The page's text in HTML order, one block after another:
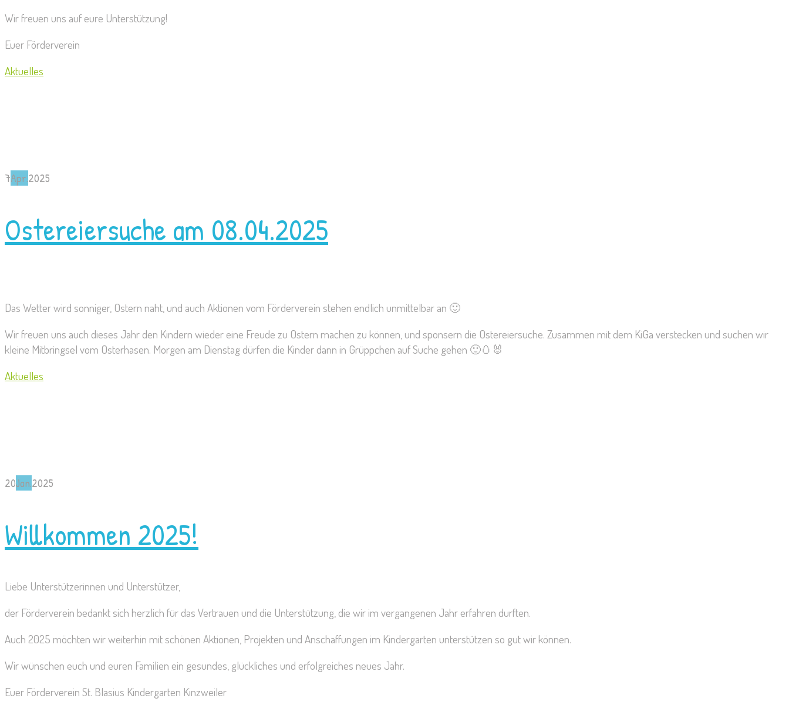
Wir freuen uns auf eure Unterstützung!
Euer Förderverein
Aktuelles
7Apr.2025
Ostereiersuche am 08.04.2025
Das Wetter wird sonniger, Ostern naht, und auch Aktionen vom Förderverein stehen endlich unmittelbar an 🙂
Wir freuen uns auch dieses Jahr den Kindern wieder eine Freude zu Ostern machen zu können, und sponsern die Ostereiersuche. Zusammen mit dem KiGa verstecken und suchen wir
kleine Mitbringsel vom Osterhasen. Morgen am Dienstag dürfen die Kinder dann in Grüppchen auf Suche gehen 🙂🥚🐰
Aktuelles
20Jan.2025
Willkommen 2025!
Liebe Unterstützerinnen und Unterstützer,
der Förderverein bedankt sich herzlich für das Vertrauen und die Unterstützung, die wir im vergangenen Jahr erfahren durften.
Auch 2025 möchten wir weiterhin mit schönen Aktionen, Projekten und Anschaffungen im Kindergarten unterstützen so gut wir können.
Wir wünschen euch und euren Familien ein gesundes, glückliches und erfolgreiches neues Jahr.
Euer Förderverein St. Blasius Kindergarten Kinzweiler